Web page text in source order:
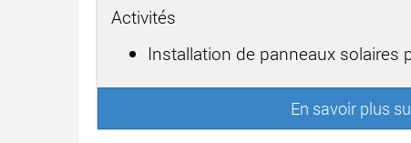
Activités
Installation de panneaux solaires
En savoir plus